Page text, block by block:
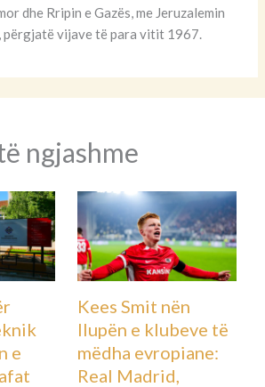
dhe Rripin e Gazës, me Jeruzalemin
vijave të para vitit 1967.
ngjashme
e
Kees Smit nën
llupën e klubeve të
mëdha evropiane:
Real Madrid,